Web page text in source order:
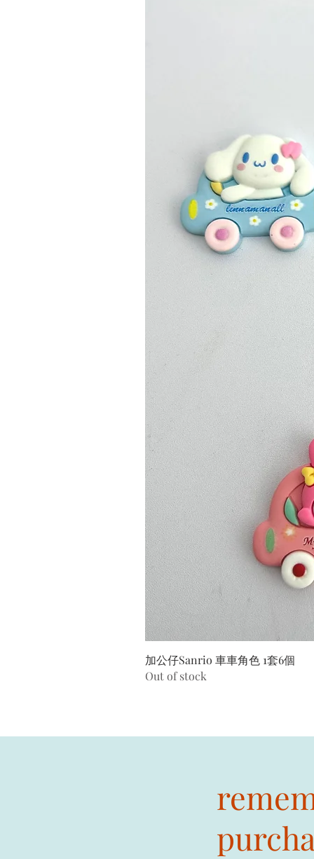
加公仔Sanrio 車車角色 1套6個
Out of stock